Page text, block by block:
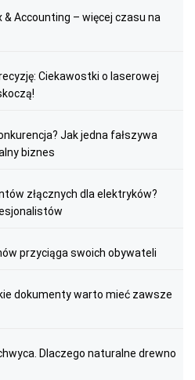
& Accounting – więcej czasu na
Ciekawostki o laserowej
Jak jedna fałszywa
biznes
złącznych dla elektryków?
przyciąga swoich obywateli
dokumenty warto mieć zawsze
Dlaczego naturalne drewno